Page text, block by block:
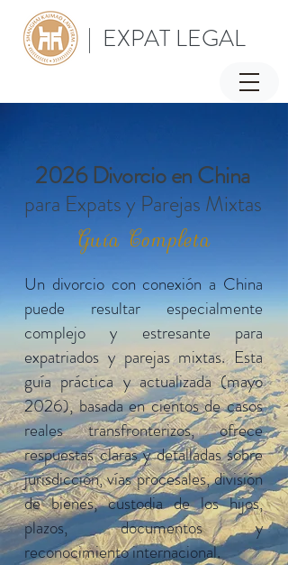
| EXPAT LEGAL
2026 Divorcio en China
para Expats y Parejas Mixtas
Guía Completa
Un divorcio con conexión a China
puede resultar especialmente
complejo y estresante para
expatriados y parejas mixtas. Esta
guía práctica y actualizada (mayo
2026), basada en cientos de casos
reales transfronterizos, ofrece
respuestas claras y detalladas sobre
jurisdicción, vías procesales, división
de bienes, custodia de los hijos,
plazos, documentos y
reconocimiento internacional.